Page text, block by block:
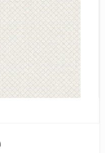
Emiliana Parati
Fipar
Grandeco
Kerama Marazzi
Marburg
..